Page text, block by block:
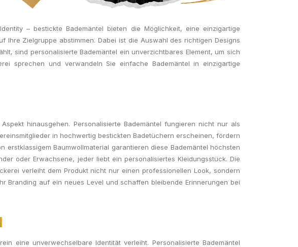
– bestickte Bademäntel bieten die Möglichkeit, eine einzigartige
Ihre Zielgruppe abstimmen. Dabei ist die Auswahl des richtigen Designs
sind personalisierte Bademäntel ein unverzichtbares Element, um sich
sprechen und verwandeln Sie einfache Bademäntel in einzigartige
hinausgehen. Personalisierte Bademäntel fungieren nicht nur als
in hochwertig bestickten Badetüchern erscheinen, fördern
Baumwollmaterial garantieren diese Bademäntel höchsten
oder Erwachsene, jeder liebt ein personalisiertes Kleidungsstück. Die
verleiht dem Produkt nicht nur einen professionellen Look, sondern
Branding auf ein neues Level und schaffen bleibende Erinnerungen bei
eine unverwechselbare Identität verleiht. Personalisierte Bademäntel